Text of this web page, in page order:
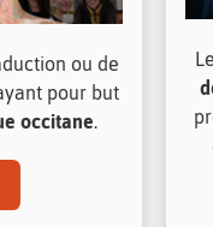
ou de
pour but
occitane